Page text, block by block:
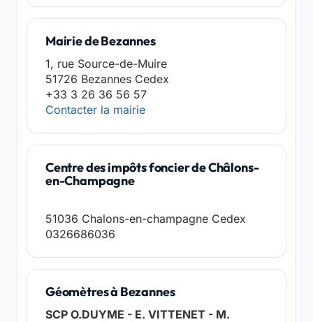
Mairie de Bezannes
1, rue Source-de-Muire
51726 Bezannes Cedex
+33 3 26 36 56 57
Contacter la mairie
Centre des impôts foncier de Châlons-
en-Champagne
51036 Chalons-en-champagne Cedex
0326686036
Géomètres à Bezannes
SCP O.DUYME - E. VITTENET - M.